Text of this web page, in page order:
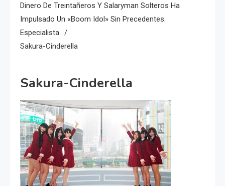
Dinero De Treintañeros Y Salaryman Solteros Ha
Impulsado Un «boom Idol» Sin Precedentes:
Especialista
Sakura-Cinderella
Sakura-Cinderella